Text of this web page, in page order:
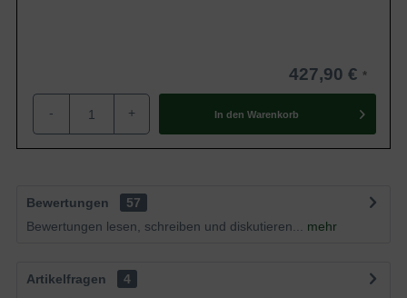
427,90 €
- + In den Warenkorb
Bewertungen
57
Bewertungen lesen, schreiben und diskutieren...
mehr
Artikelfragen
4